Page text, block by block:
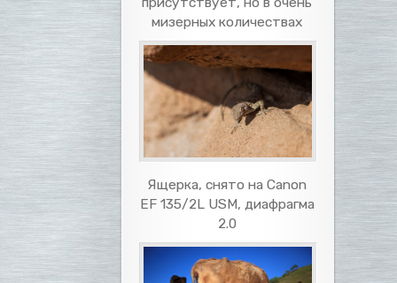
мизерных количествах
Ящерка, снято на Canon
EF 135/2L USM, диафрагма
2.0